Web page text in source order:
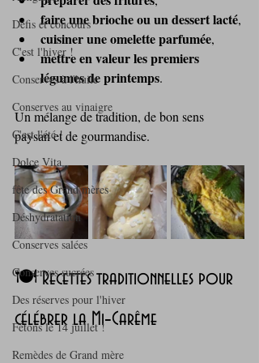
Défis et concours
C'est l'hiver !
Conserves à l'huile
Conserves au vinaigre
C'est l'été !
Dolce Vita
fête des Grand mères
Déshydratation
Conserves salées
Conserves sucrées
Des réserves pour l'hiver
Fêtons le 14 juillet !
Remèdes de Grand mère
faire une brioche ou un dessert lacté,
cuisiner une omelette parfumée,
mettre en valeur les premiers
légumes de printemps.
Un mélange de tradition, de bon sens
paysan et de gourmandise.
🍽️ Recettes traditionnelles pour
célébrer la Mi‑Carême